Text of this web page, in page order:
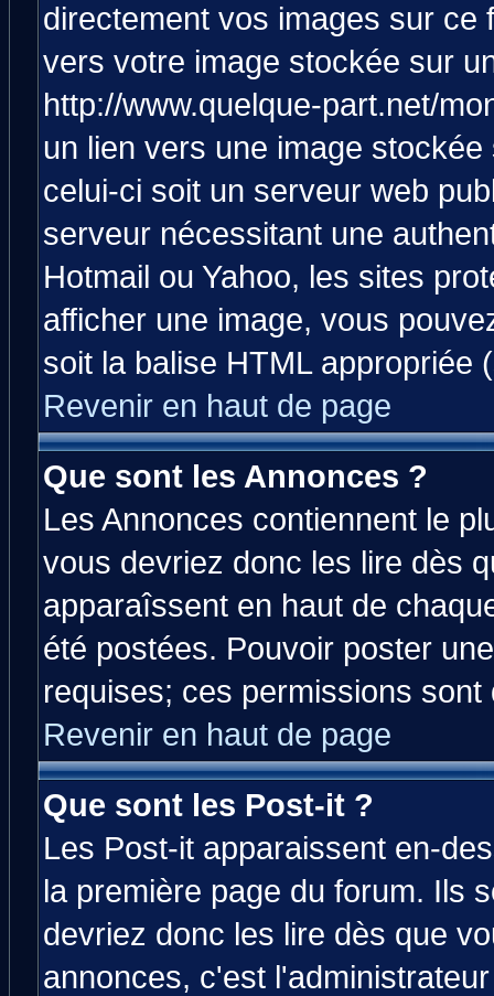
directement vos images sur ce
vers votre image stockée sur
http://www.quelque-part.net/
un lien vers une image
celui-ci soit un serveur web
serveur nécessitant une
Hotmail ou Yahoo, les sites
afficher une image, vous
soit la balise HTML appropriée
Revenir en haut de page
Que sont les Annonces ?
Les Annonces contiennent le
vous devriez donc les lire dès
apparaîssent en haut de
été postées. Pouvoir poster
requises; ces permissions
Revenir en haut de page
Que sont les Post-it ?
Les Post-it apparaissent en-
la première page du forum. Ils
devriez donc les lire dès que
annonces, c'est